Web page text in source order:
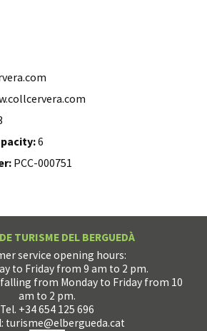
6
PCC-000751
TURISME DEL BERGUEDÀ
service opening hours:
to Friday from 9 am to 2 pm.
from Monday to Friday from 10
am to 2 pm.
Tel. +34 654 125 696
turisme@elbergueda.cat